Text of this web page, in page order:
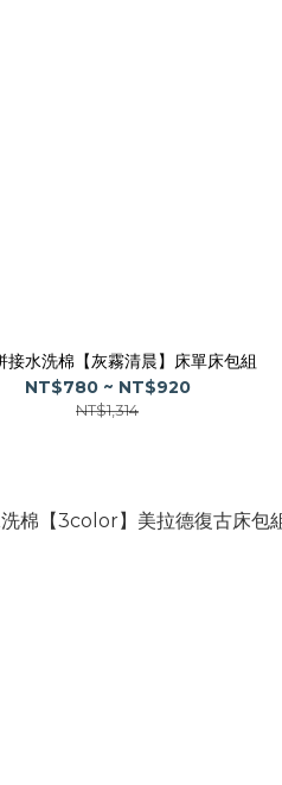
接水洗棉【灰霧清晨】床單床包組
NT$780 ~ NT$920
NT$1,314